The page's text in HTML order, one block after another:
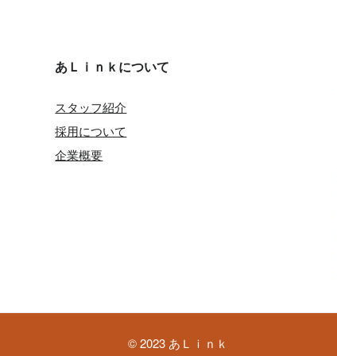
あＬｉｎｋについて
スタッフ紹介
採用について
企業概要
© 2023 あＬｉｎｋ